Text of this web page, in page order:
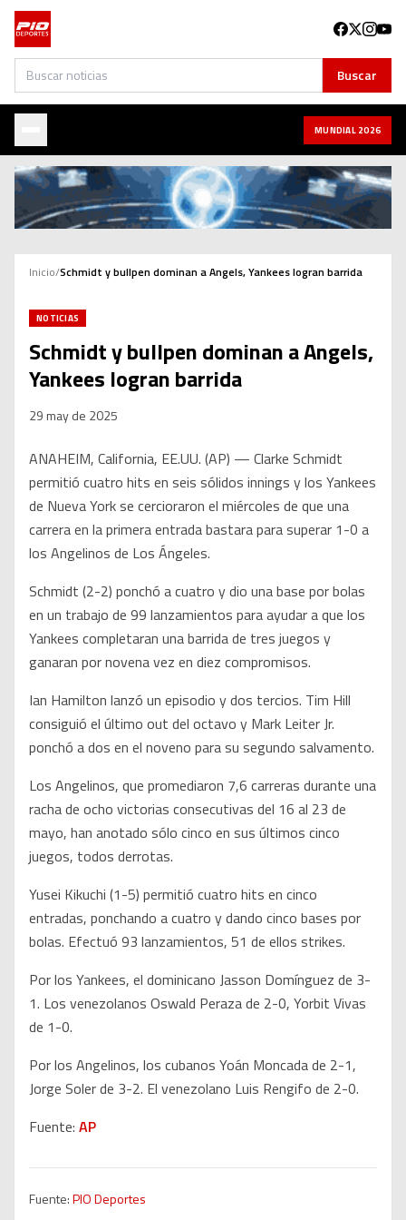
Buscar Buscar
MUNDIAL 2026
Inicio/Schmidt y bullpen dominan a Angels, Yankees logran barrida
NOTICIAS
Schmidt y bullpen dominan a Angels,
Yankees logran barrida
29 may de 2025
ANAHEIM, California, EE.UU. (AP) — Clarke Schmidt
permitió cuatro hits en seis sólidos innings y los Yankees
de Nueva York se cercioraron el miércoles de que una
carrera en la primera entrada bastara para superar 1-0 a
los Angelinos de Los Ángeles.
Schmidt (2-2) ponchó a cuatro y dio una base por bolas
en un trabajo de 99 lanzamientos para ayudar a que los
Yankees completaran una barrida de tres juegos y
ganaran por novena vez en diez compromisos.
Ian Hamilton lanzó un episodio y dos tercios. Tim Hill
consiguió el último out del octavo y Mark Leiter Jr.
ponchó a dos en el noveno para su segundo salvamento.
Los Angelinos, que promediaron 7,6 carreras durante una
racha de ocho victorias consecutivas del 16 al 23 de
mayo, han anotado sólo cinco en sus últimos cinco
juegos, todos derrotas.
Yusei Kikuchi (1-5) permitió cuatro hits en cinco
entradas, ponchando a cuatro y dando cinco bases por
bolas. Efectuó 93 lanzamientos, 51 de ellos strikes.
Por los Yankees, el dominicano Jasson Domínguez de 3-
1. Los venezolanos Oswald Peraza de 2-0, Yorbit Vivas
de 1-0.
Por los Angelinos, los cubanos Yoán Moncada de 2-1,
Jorge Soler de 3-2. El venezolano Luis Rengifo de 2-0.
Fuente: AP
Fuente:PIO Deportes